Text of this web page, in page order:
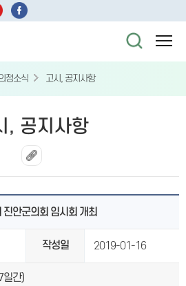
정소식 고시, 공지사항
, 공지사항
안군의회 임시회 개최
작성일 2019-01-16
일간)